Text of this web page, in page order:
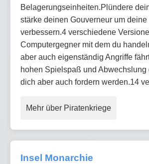
Belagerungseinheiten.Plündere
stärke deinen Gouverneur um deine
verbessern.4 verschiedene
Computergegner mit dem du
aber auch eigenständig Angriffe
hohen Spielspaß und Abwechslung
dich aber auch fordern werden.14
Mehr über Piratenkriege
Insel Monarchie